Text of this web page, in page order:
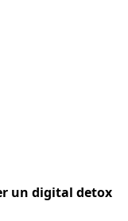
un digital detox